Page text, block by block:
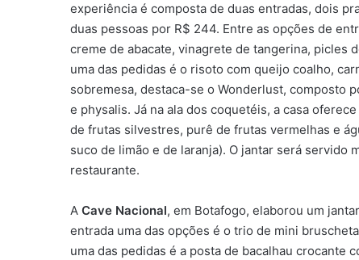
experiência é composta de duas entradas, dois
duas pessoas por R$ 244. Entre as opções de
creme de abacate, vinagrete de tangerina, picles
uma das pedidas é o risoto com queijo coalho,
sobremesa, destaca-se o Wonderlust, composto
e physalis. Já na ala dos coquetéis, a casa
de frutas silvestres, purê de frutas vermelhas e
suco de limão e de laranja). O jantar será
restaurante.
A Cave Nacional, em Botafogo, elaborou um
entrada uma das opções é o trio de mini
uma das pedidas é a posta de bacalhau crocante